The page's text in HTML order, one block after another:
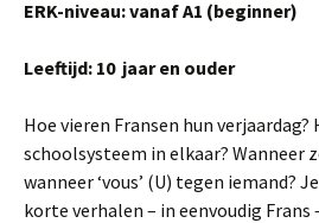
ERK-niveau: vanaf A1 (beginner)
Leeftijd: 10 jaar en ouder
Hoe vieren Fransen hun
schoolsysteem in elkaar? Wanneer
wanneer ‘vous’ (U) tegen iemand?
korte verhalen – in eenvoudig Frans